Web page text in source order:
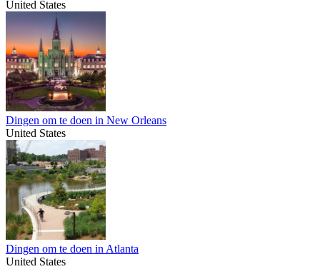
United States
Dingen om te doen in New Orleans
United States
Dingen om te doen in Atlanta
United States